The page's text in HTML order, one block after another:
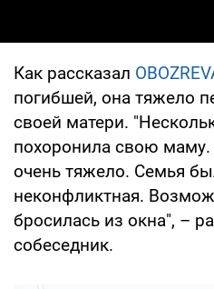
Как рассказал
погибшей, она тяжело
своей матери.
похоронила свою
очень тяжело. Семья
неконфликтная.
бросилась из окна", –
собеседник.